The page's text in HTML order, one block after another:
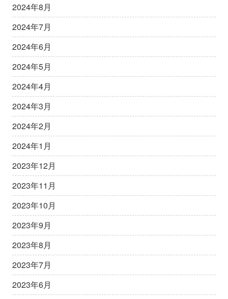
2024年8月
2024年7月
2024年6月
2024年5月
2024年4月
2024年3月
2024年2月
2024年1月
2023年12月
2023年11月
2023年10月
2023年9月
2023年8月
2023年7月
2023年6月